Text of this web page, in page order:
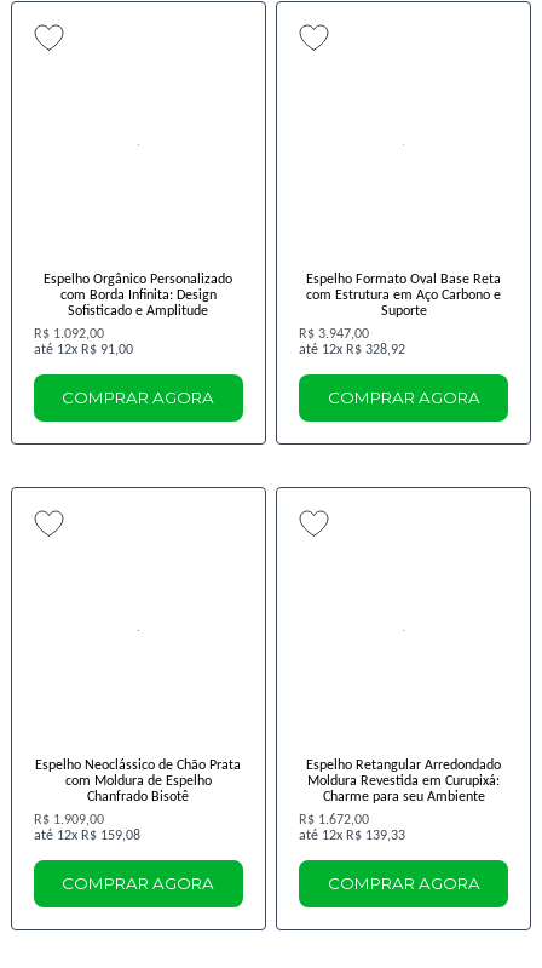
Espelho Orgânico Personalizado
com Borda Infinita: Design
Sofisticado e Amplitude
R$ 1.092,00
12x R$ 91,00
COMPRAR AGORA
Espelho Formato Oval Base Reta
com Estrutura em Aço Carbono e
Suporte
R$ 3.947,00
12x R$ 328,92
COMPRAR AGORA
Espelho Neoclássico de Chão Prata
com Moldura de Espelho
Chanfrado Bisotê
R$ 1.909,00
12x R$ 159,08
COMPRAR AGORA
Espelho Retangular Arredondado
Moldura Revestida em Curupixá:
Charme para seu Ambiente
R$ 1.672,00
12x R$ 139,33
COMPRAR AGORA